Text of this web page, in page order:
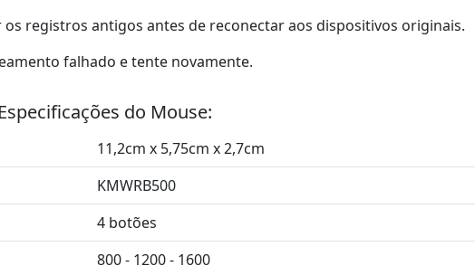
registros antigos antes de reconectar aos dispositivos originais.
falhado e tente novamente.
Especificações do Mouse:
11,2cm x 5,75cm x 2,7cm
KMWRB500
4 botões
800 - 1200 - 1600